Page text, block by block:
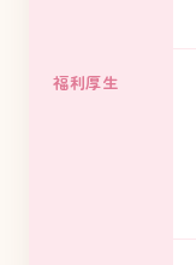
福利厚生